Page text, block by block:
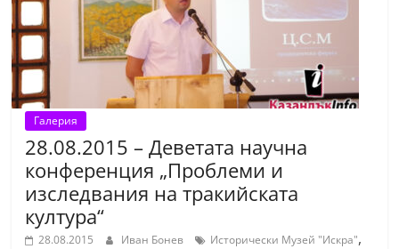
a
z
a
l
a
k
-
g
Галерия
28.08.2015 – Деветата научна
конференция „Проблеми и
изследвания на тракийската
култура“
28.08.2015 Иван Бонев Исторически Музей "Искра",